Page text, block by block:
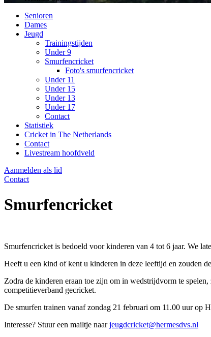
Senioren
Dames
Jeugd
Trainingstijden
Under 9
Smurfencricket
Foto's smurfencricket
Under 11
Under 15
Under 13
Under 17
Contact
Statistiek
Cricket in The Netherlands
Contact
Livestream hoofdveld
Aanmelden als lid
Contact
Smurfencricket
Smurfencricket is bedoeld voor kinderen van 4 tot 6 jaar. We
Heeft u een kind of kent u kinderen in deze leeftijd en zouden
Zodra de kinderen eraan toe zijn om in wedstrijdvorm te
competitieverband gecricket.
De smurfen trainen vanaf zondag 21 februari om 11.00 uur op
Interesse? Stuur een mailtje naarjeugdcricket@hermesdvs.nl